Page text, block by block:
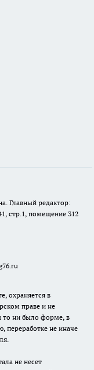
Главный редактор:
стр.1, помещение 312
охраняется в
праве и не
то ни было форме, в
переработке не иначе
не несет